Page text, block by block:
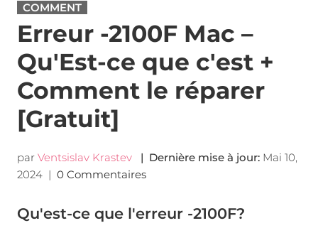
COMMENT
Erreur -2100F Mac –
Qu'Est-ce que c'est +
Comment le réparer
[Gratuit]
par Ventsislav Krastev | Dernière mise à jour: Mai 10,
2024| 0 Commentaires
Qu'est-ce que l'erreur -2100F?